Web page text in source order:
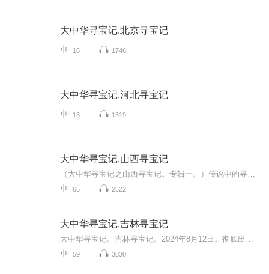
大中华寻宝记.北京寻宝记
16 1746
大中华寻宝记.河北寻宝记
13 1319
大中华寻宝记.山西寻宝记
65 2522
大中华寻宝记.吉林寻宝记
59 3030